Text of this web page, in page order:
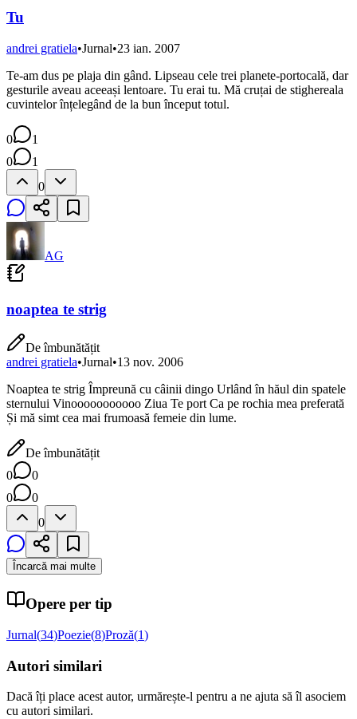
Tu
andrei gratiela•Jurnal•23 ian. 2007
Te-am dus pe plaja din gând. Lipseau cele trei planete-portocală, dar
gesturile aveau aceeași lentoare. Tu erai tu. Mă cruțai de stighereala
cuvintelor înțelegând de la bun început totul.
0
1
0
1
0
AG
noaptea te strig
De îmbunătățit
andrei gratiela•Jurnal•13 nov. 2006
Noaptea te strig Împreună cu câinii dingo Urlând în hăul din spatele
sternului Vinooooooooooo Ziua Te port Ca pe rochia mea preferată
Și mă simt cea mai frumoasă femeie din lume.
De îmbunătățit
0
0
0
0
0
Încarcă mai multe
Opere per tip
Jurnal(34)Poezie(8)Proză(1)
Autori similari
Dacă îți place acest autor, urmărește-l pentru a ne ajuta să îl asociem
cu autori similari.